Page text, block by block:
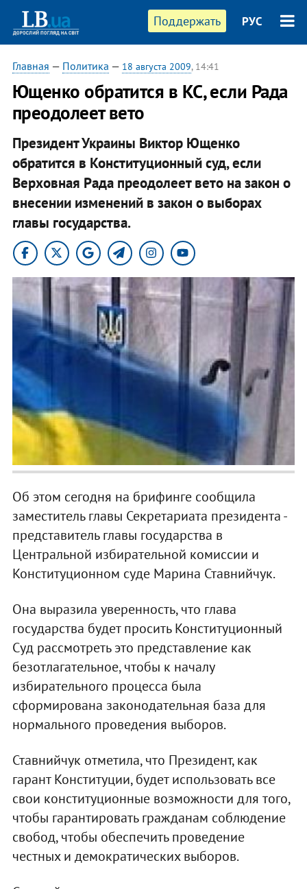
Поддержать РУС
Главная — Политика — 18 августа 2009, 14:41
Ющенко обратится в КС, если Рада
преодолеет вето
Президент Украины Виктор Ющенко
обратится в Конституционный суд, если
Верховная Рада преодолеет вето на закон о
внесении изменений в закон о выборах
главы государства.
Об этом сегодня на брифинге сообщила
заместитель главы Секретариата президента -
представитель главы государства в
Центральной избирательной комиссии и
Конституционном суде Марина Ставнийчук.
Она выразила уверенность, что глава
государства будет просить Конституционный
Суд рассмотреть это представление как
безотлагательное, чтобы к началу
избирательного процесса была
сформирована законодательная база для
нормального проведения выборов.
Ставнийчук отметила, что Президент, как
гарант Конституции, будет использовать все
свои конституционные возможности для того,
чтобы гарантировать гражданам соблюдение
свобод, чтобы обеспечить проведение
честных и демократических выборов.